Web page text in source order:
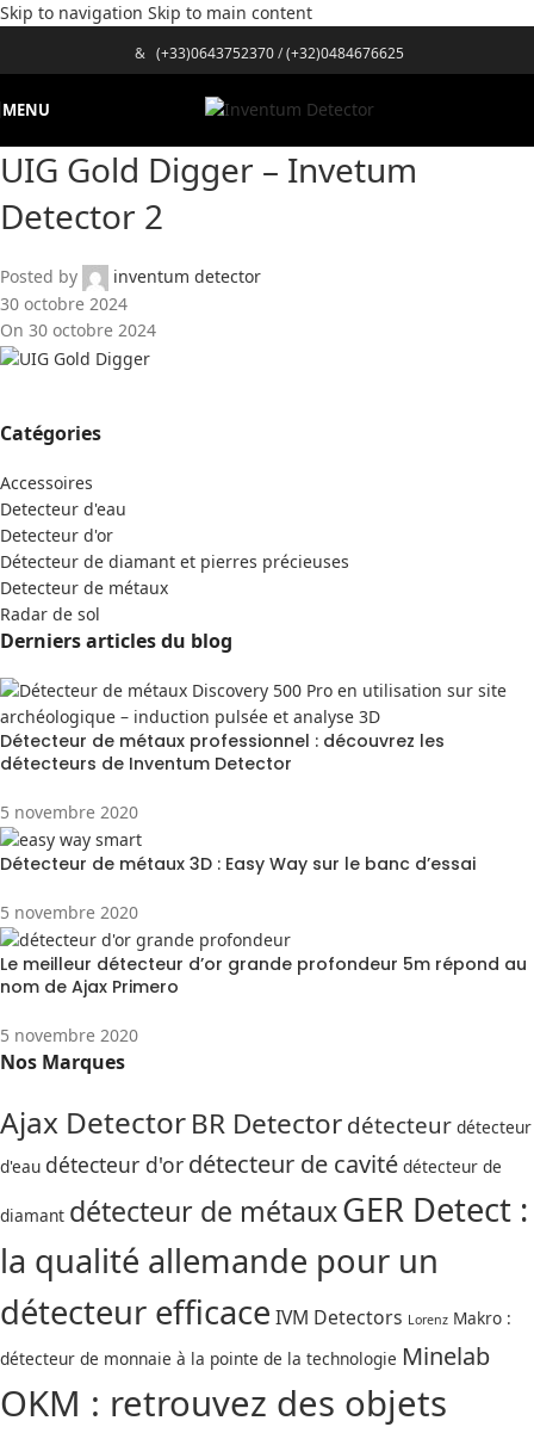
Skip to navigation Skip to main content
& (+33)0643752370/(+32)0484676625
MENU
UIG Gold Digger – Invetum
Detector 2
Posted by
inventum detector
30 octobre 2024
On 30 octobre 2024
Catégories
Accessoires
Detecteur d'eau
Detecteur d'or
Détecteur de diamant et pierres précieuses
Detecteur de métaux
Radar de sol
Derniers articles du blog
Détecteur de métaux professionnel : découvrez les
détecteurs de Inventum Detector
5 novembre 2020
Détecteur de métaux 3D : Easy Way sur le banc d’essai
5 novembre 2020
Le meilleur détecteur d’or grande profondeur 5m répond au
nom de Ajax Primero
5 novembre 2020
Nos Marques
Ajax DetectorBR Detectordétecteur détecteur
d'eau détecteur d'or détecteur de cavité détecteur de
diamant détecteur de métauxGER Detect :
la qualité allemande pour un
détecteur efficace IVM Detectors Lorenz Makro :
détecteur de monnaie à la pointe de la technologie Minelab
OKM : retrouvez des objets